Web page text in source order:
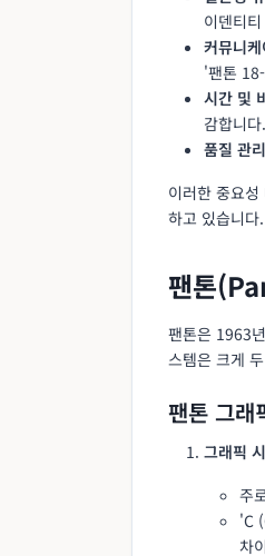
이덴티
커뮤니
'팬톤
시간 및
감합니다.
품질 관리
이러한 중요
하고 있습니다.
팬톤
팬톤은 1963
스템은 크게
팬톤 그래
그래픽
주
'C
차